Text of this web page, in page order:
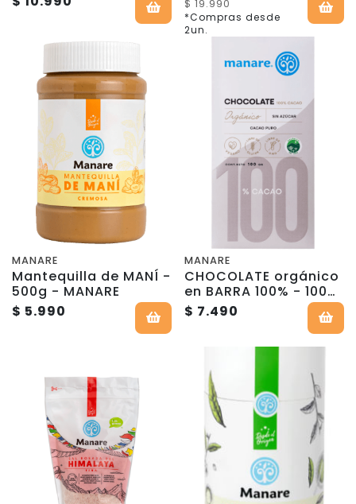
$ 19.990
*Compras desde
2un.
MANARE
Mantequilla de MANÍ -
500g - MANARE
$ 5.990
MANARE
CHOCOLATE orgánico
en BARRA 100% - 100g
- Manare
$ 7.490